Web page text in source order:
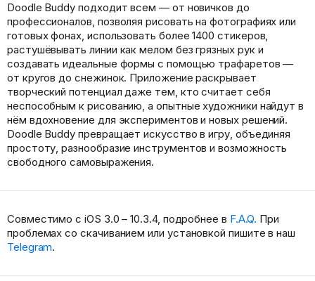
Doodle Buddy подходит всем — от новичков до
профессионалов, позволяя рисовать на фотографиях или
готовых фонах, использовать более 1400 стикеров,
растушёвывать линии как мелом без грязных рук и
создавать идеальные формы с помощью трафаретов —
от кругов до снежинок. Приложение раскрывает
творческий потенциал даже тем, кто считает себя
неспособным к рисованию, а опытные художники найдут в
нём вдохновение для экспериментов и новых решений.
Doodle Buddy превращает искусство в игру, объединяя
простоту, разнообразие инструментов и возможность
свободного самовыражения.
Совместимо с iOS 3.0 – 10.3.4, подробнее в F.A.Q. При
проблемах со скачиванием или установкой пишите в наш
Telegram.